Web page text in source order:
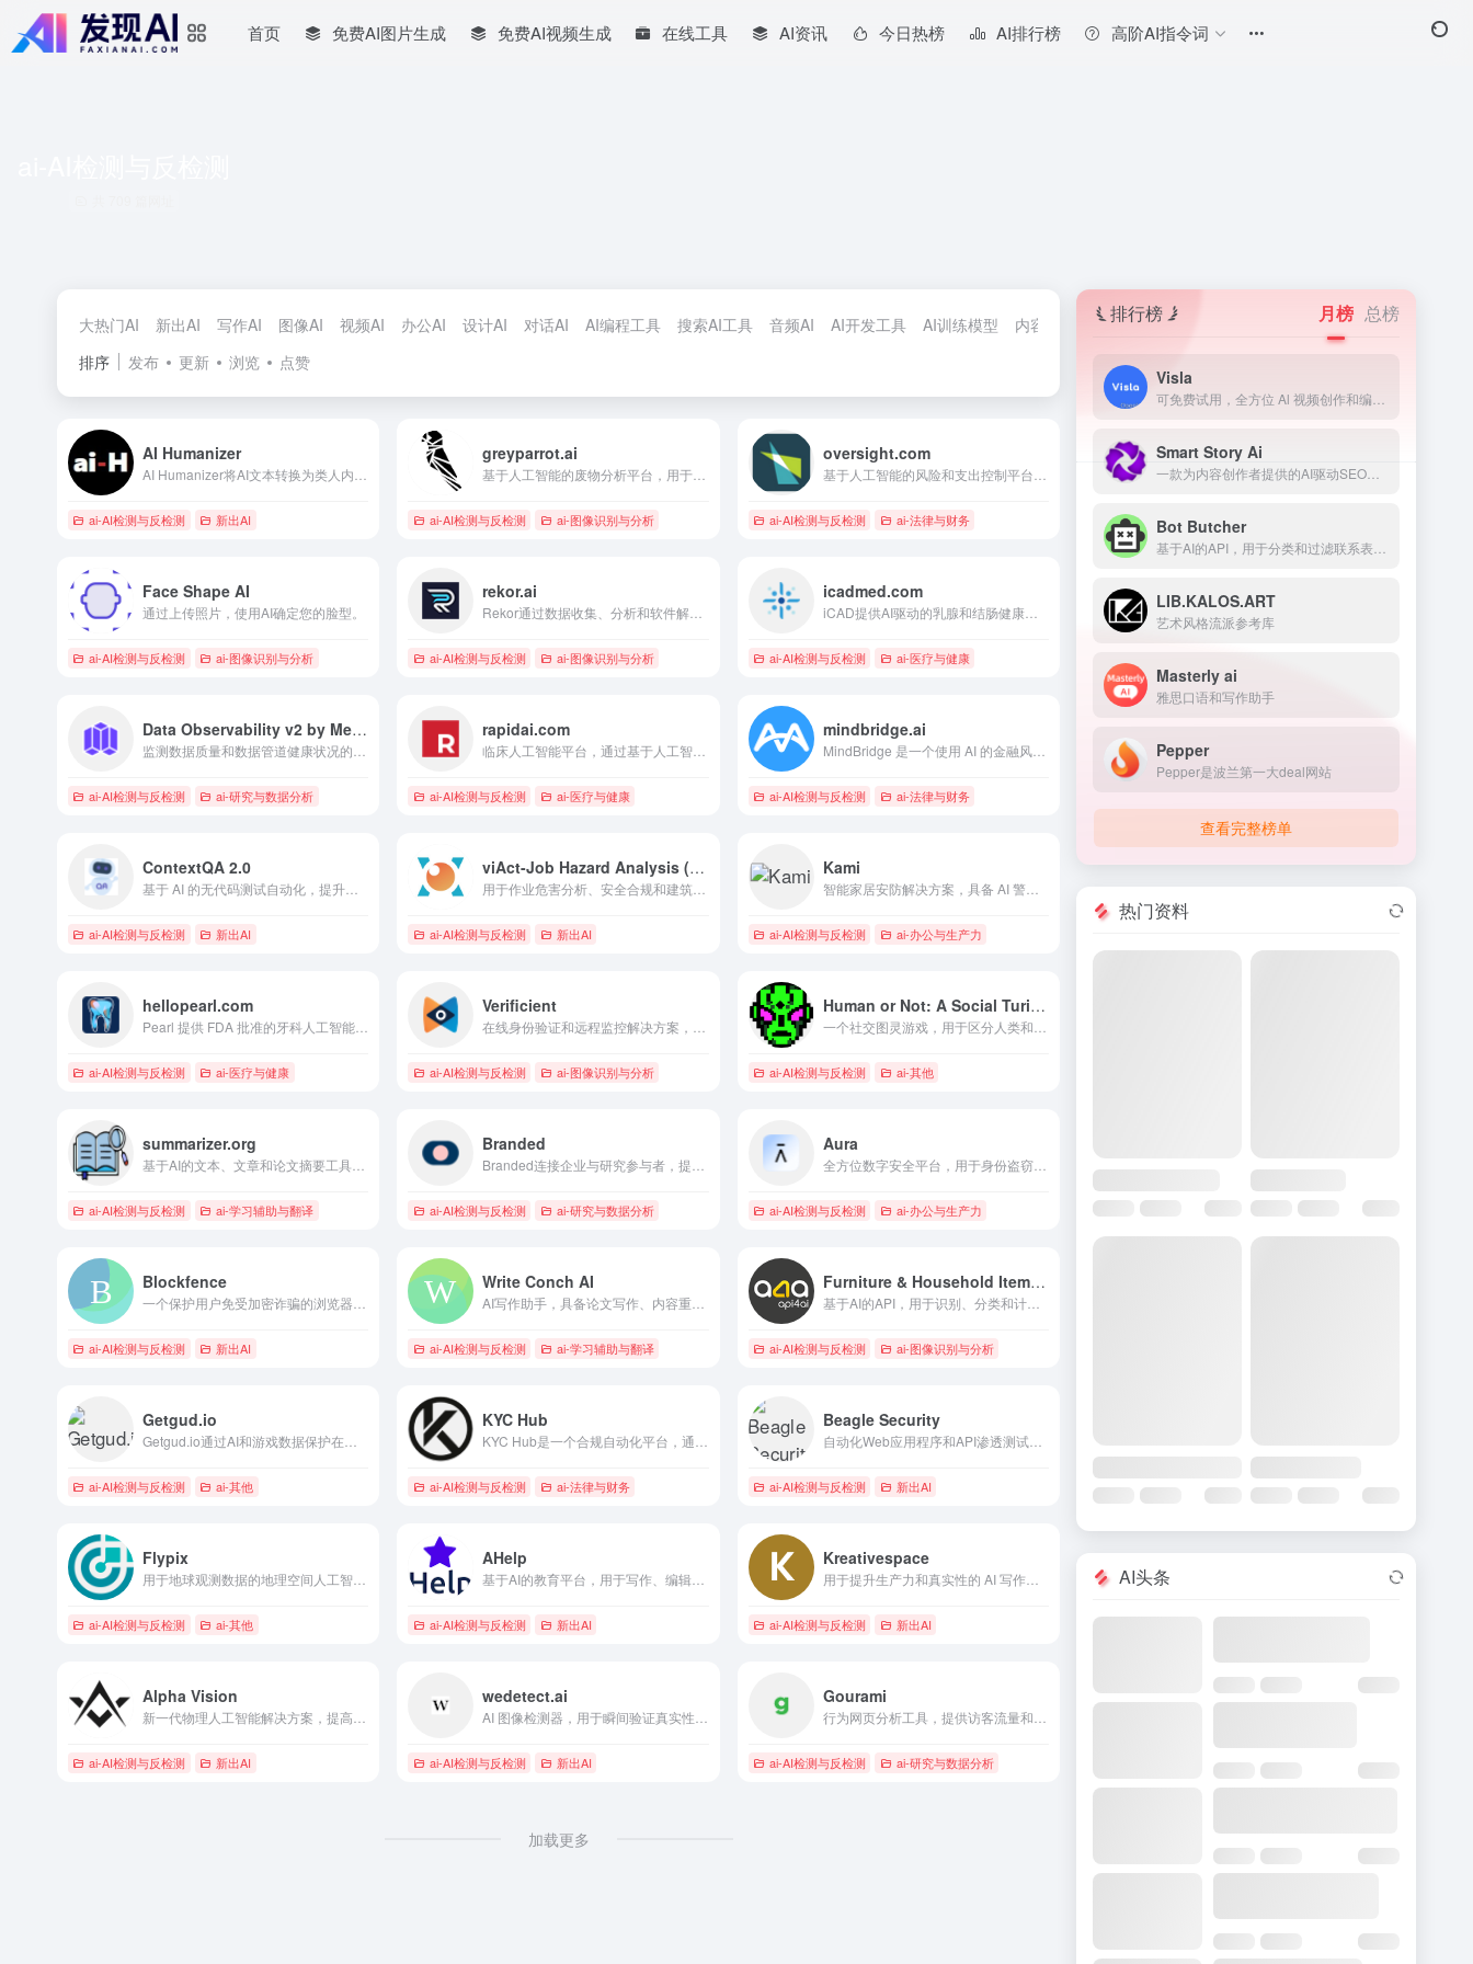
首页 免费AI图片生成 免费AI视频生成 在线工具 AI资讯 今日热榜 AI排行榜 高阶AI指令词
大热门AI 新出AI 写作AI 图像AI 视频AI 办公AI 设计AI 对话AI AI编程工具 搜索AI工具 音频AI AI开发工具 AI训练模型 内容检测神器 翻译AI 模型测评工具
排序
发布 更新 浏览 点赞
AI Humanizer
ai-AI检测与反检测 新出AI
greyparrot.ai
ai-AI检测与反检测 ai-图像识别与分析
oversight.com
ai-AI检测与反检测 ai-法律与财务
Face Shape AI
通过上传照片，使用AI确定您的脸型。
ai-AI检测与反检测 ai-图像识别与分析
rekor.ai
ai-AI检测与反检测 ai-图像识别与分析
icadmed.com
iCAD提供AI驱动的乳腺和结肠健康解决方案，用于早期癌症检测和风险评估。
ai-AI检测与反检测 ai-医疗与健康
Data Observability v2 by Metaplane
ai-AI检测与反检测 ai-研究与数据分析
rapidai.com
ai-AI检测与反检测 ai-医疗与健康
mindbridge.ai
MindBridge 是一个使用 AI 的金融风险发现和异常检测平台。
ai-AI检测与反检测 ai-法律与财务
ContextQA 2.0
ai-AI检测与反检测 新出AI
viAct-Job Hazard Analysis (JHA) Software
ai-AI检测与反检测 新出AI
Kami
智能家居安防解决方案，具备 AI 警报和紧急响应。
ai-AI检测与反检测 ai-办公与生产力
hellopearl.com
ai-AI检测与反检测 ai-医疗与健康
Verificient
ai-AI检测与反检测 ai-图像识别与分析
Human or Not: A Social Turing Game
ai-AI检测与反检测 ai-其他
summarizer.org
ai-AI检测与反检测 ai-学习辅助与翻译
Branded
ai-AI检测与反检测 ai-研究与数据分析
Aura
全方位数字安全平台，用于身份盗窃和在线威胁的保护。
ai-AI检测与反检测 ai-办公与生产力
Blockfence
ai-AI检测与反检测 新出AI
Write Conch AI
ai-AI检测与反检测 ai-学习辅助与翻译
Furniture & Household Item Recognition
基于AI的API，用于识别、分类和计数图像中的家具和家居物品。
ai-AI检测与反检测 ai-图像识别与分析
Getgud.io
ai-AI检测与反检测 ai-其他
KYC Hub
ai-AI检测与反检测 ai-法律与财务
Beagle Security
ai-AI检测与反检测 新出AI
Flypix
ai-AI检测与反检测 ai-其他
AHelp
ai-AI检测与反检测 新出AI
Kreativespace
ai-AI检测与反检测 新出AI
Alpha Vision
ai-AI检测与反检测 新出AI
wedetect.ai
ai-AI检测与反检测 新出AI
Gourami
ai-AI检测与反检测 ai-研究与数据分析
加载更多
排行榜 月榜 总榜
Visla
Smart Story Ai
Bot Butcher
LIB.KALOS.ART
艺术风格流派参考库
Masterly ai
雅思口语和写作助手
Pepper
Pepper是波兰第一大deal网站
查看完整榜单
热门资料
AI头条